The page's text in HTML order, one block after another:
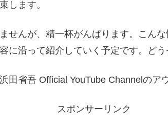
します。
せんが、精一杯がんばります。こん
に沿って紹介していく予定です。どう
田省吾 Official YouTube Channelのア
スポンサーリンク